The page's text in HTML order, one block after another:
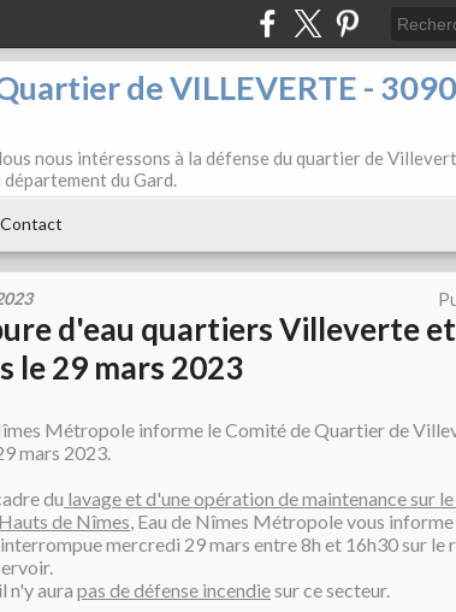
de VILLEVERTE -
nous intéressons à la défense du quartier de
du Gard.
Contact
d'eau quartiers Villeverte
le 29 mars 2023
Métropole informe le Comité de Quartier de
mars 2023.
du lavage et d'une opération de maintenance sur
de Nîmes, Eau de Nîmes Métropole vous informe
mercredi 29 mars entre 8h et 16h30 sur le
n'y aura pas de défense incendiesur ce secteur.